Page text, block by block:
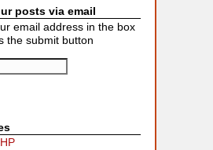
posts via email
email address in the box
the submit button